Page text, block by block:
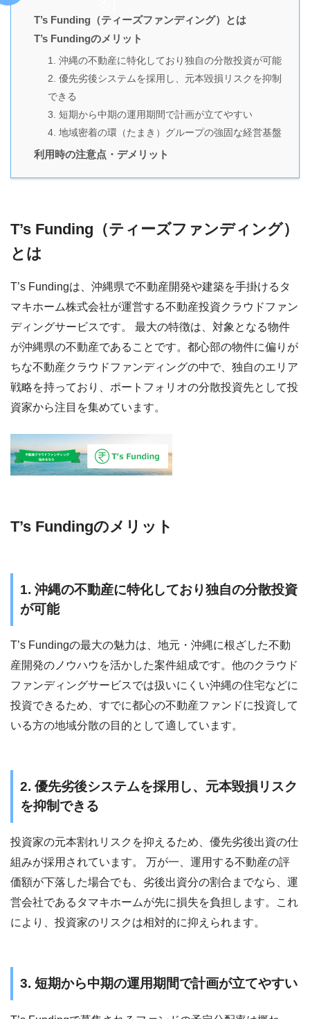
T’s Funding（ティーズファンディング）とは
T’s Fundingのメリット
1. 沖縄の不動産に特化しており独自の分散投資が可能
2. 優先劣後システムを採用し、元本毀損リスクを抑制
できる
3. 短期から中期の運用期間で計画が立てやすい
4. 地域密着の環（たまき）グループの強固な経営基盤
利用時の注意点・デメリット
T’s Funding（ティーズファンディング）
とは
T’s Fundingは、沖縄県で不動産開発や建築を手掛けるタ
マキホーム株式会社が運営する不動産投資クラウドファン
ディングサービスです。 最大の特徴は、対象となる物件
が沖縄県の不動産であることです。都心部の物件に偏りが
ちな不動産クラウドファンディングの中で、独自のエリア
戦略を持っており、ポートフォリオの分散投資先として投
資家から注目を集めています。
T’s Fundingのメリット
1. 沖縄の不動産に特化しており独自の分散投資
が可能
T’s Fundingの最大の魅力は、地元・沖縄に根ざした不動
産開発のノウハウを活かした案件組成です。他のクラウド
ファンディングサービスでは扱いにくい沖縄の住宅などに
投資できるため、すでに都心の不動産ファンドに投資して
いる方の地域分散の目的として適しています。
2. 優先劣後システムを採用し、元本毀損リスク
を抑制できる
投資家の元本割れリスクを抑えるため、優先劣後出資の仕
組みが採用されています。 万が一、運用する不動産の評
価額が下落した場合でも、劣後出資分の割合までなら、運
営会社であるタマキホームが先に損失を負担します。これ
により、投資家のリスクは相対的に抑えられます。
3. 短期から中期の運用期間で計画が立てやすい